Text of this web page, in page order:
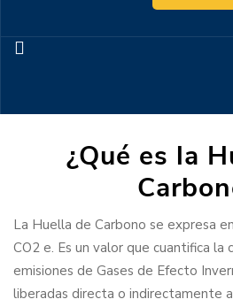
¿Qué es la
La Huella de Carbono se expresa
CO2 e. Es un valor que cuantifica
emisiones de Gases de Efecto
liberadas directa o indirectamente